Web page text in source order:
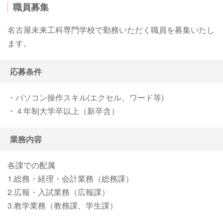
職員募集
名古屋未来工科専門学校で勤務いただく職員を募集いたし
ます。
応募条件
・パソコン操作スキル(エクセル、ワード等)
・４年制大学卒以上（新卒含）
業務内容
各課での配属
1.総務・経理・会計業務（総務課）
2.広報・入試業務（広報課）
3.教学業務（教務課、学生課）